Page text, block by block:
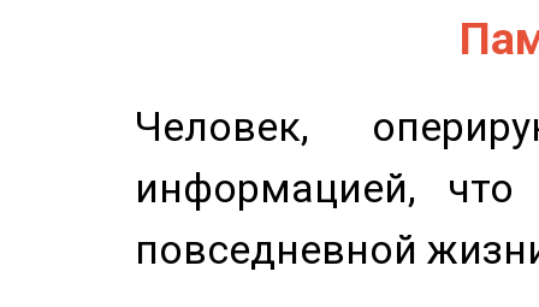
Человек,
информацией,
повседневной